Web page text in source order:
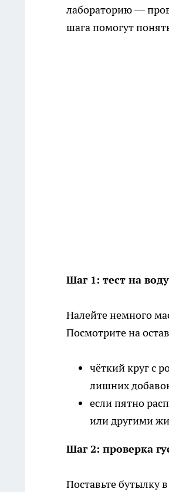
лабораторию —
шага помогут
Шаг 1: тест на воду
Налейте немного
Посмотрите на
чёткий круг с
лишних
если пятно
или другими
Шаг 2: проверка
Поставьте бутылку